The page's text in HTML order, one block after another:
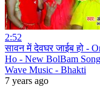
2:52
सावन में देवघर जाईब हो -
Ho - New BolBam
Wave Music - Bhakti
7 years ago